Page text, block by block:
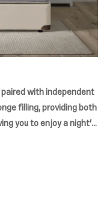
with independent
filling, providing both
you to enjoy a night's